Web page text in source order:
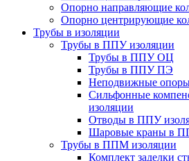
Опорно направляющие
Опорно центрирующие
Трубы в изоляции
Трубы в ППУ изоляции
Трубы в ППУ ОЦ
Трубы в ППУ ПЭ
Неподвижные
Сильфонные
изоляции
Отводы в ППУ
Шаровые краны в
Трубы в ППМ изоляции
Комплект заделки